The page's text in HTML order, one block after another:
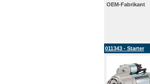
OEM-Fabrikant
011343 - Starter